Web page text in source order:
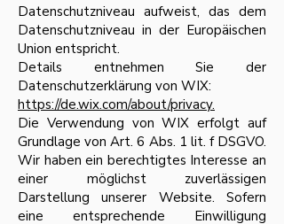
Datenschutzniveau aufweist, das dem
Datenschutzniveau in der Europäischen
Union entspricht.
Details entnehmen Sie der
Datenschutzerklärung von WIX:
https://de.wix.com/about/privacy.
Die Verwendung von WIX erfolgt auf
Grundlage von Art. 6 Abs. 1 lit. f DSGVO.
Wir haben ein berechtigtes Interesse an
einer möglichst zuverlässigen
Darstellung unserer Website. Sofern
eine entsprechende Einwilligung